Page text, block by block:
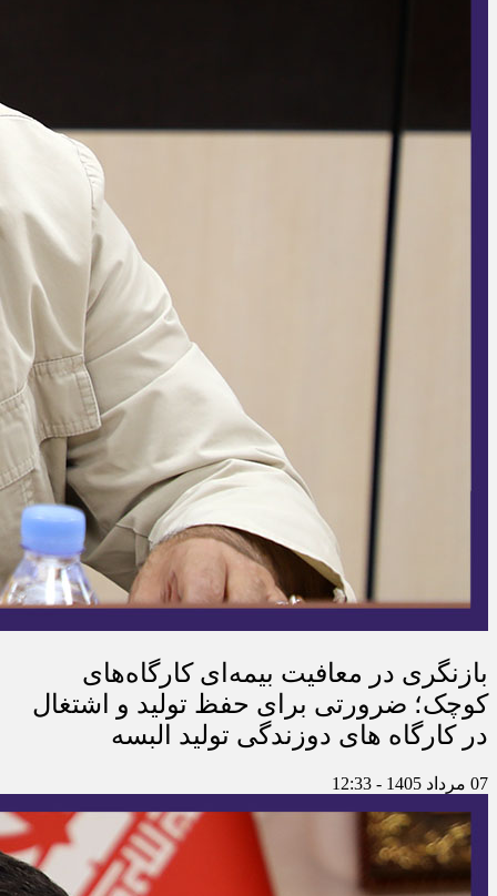
بازنگری در معافیت بیمه‌ای کارگاه‌های
کوچک؛ ضرورتی برای حفظ تولید و اشتغال
در کارگاه های دوزندگی تولید البسه
07 مرداد 1405 - 12:33